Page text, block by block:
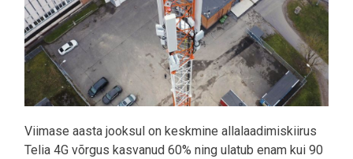
Viimase aasta jooksul on keskmine allalaadimiskiirus
Telia 4G võrgus kasvanud 60% ning ulatub enam kui 90